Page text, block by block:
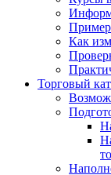
Как
Торговый